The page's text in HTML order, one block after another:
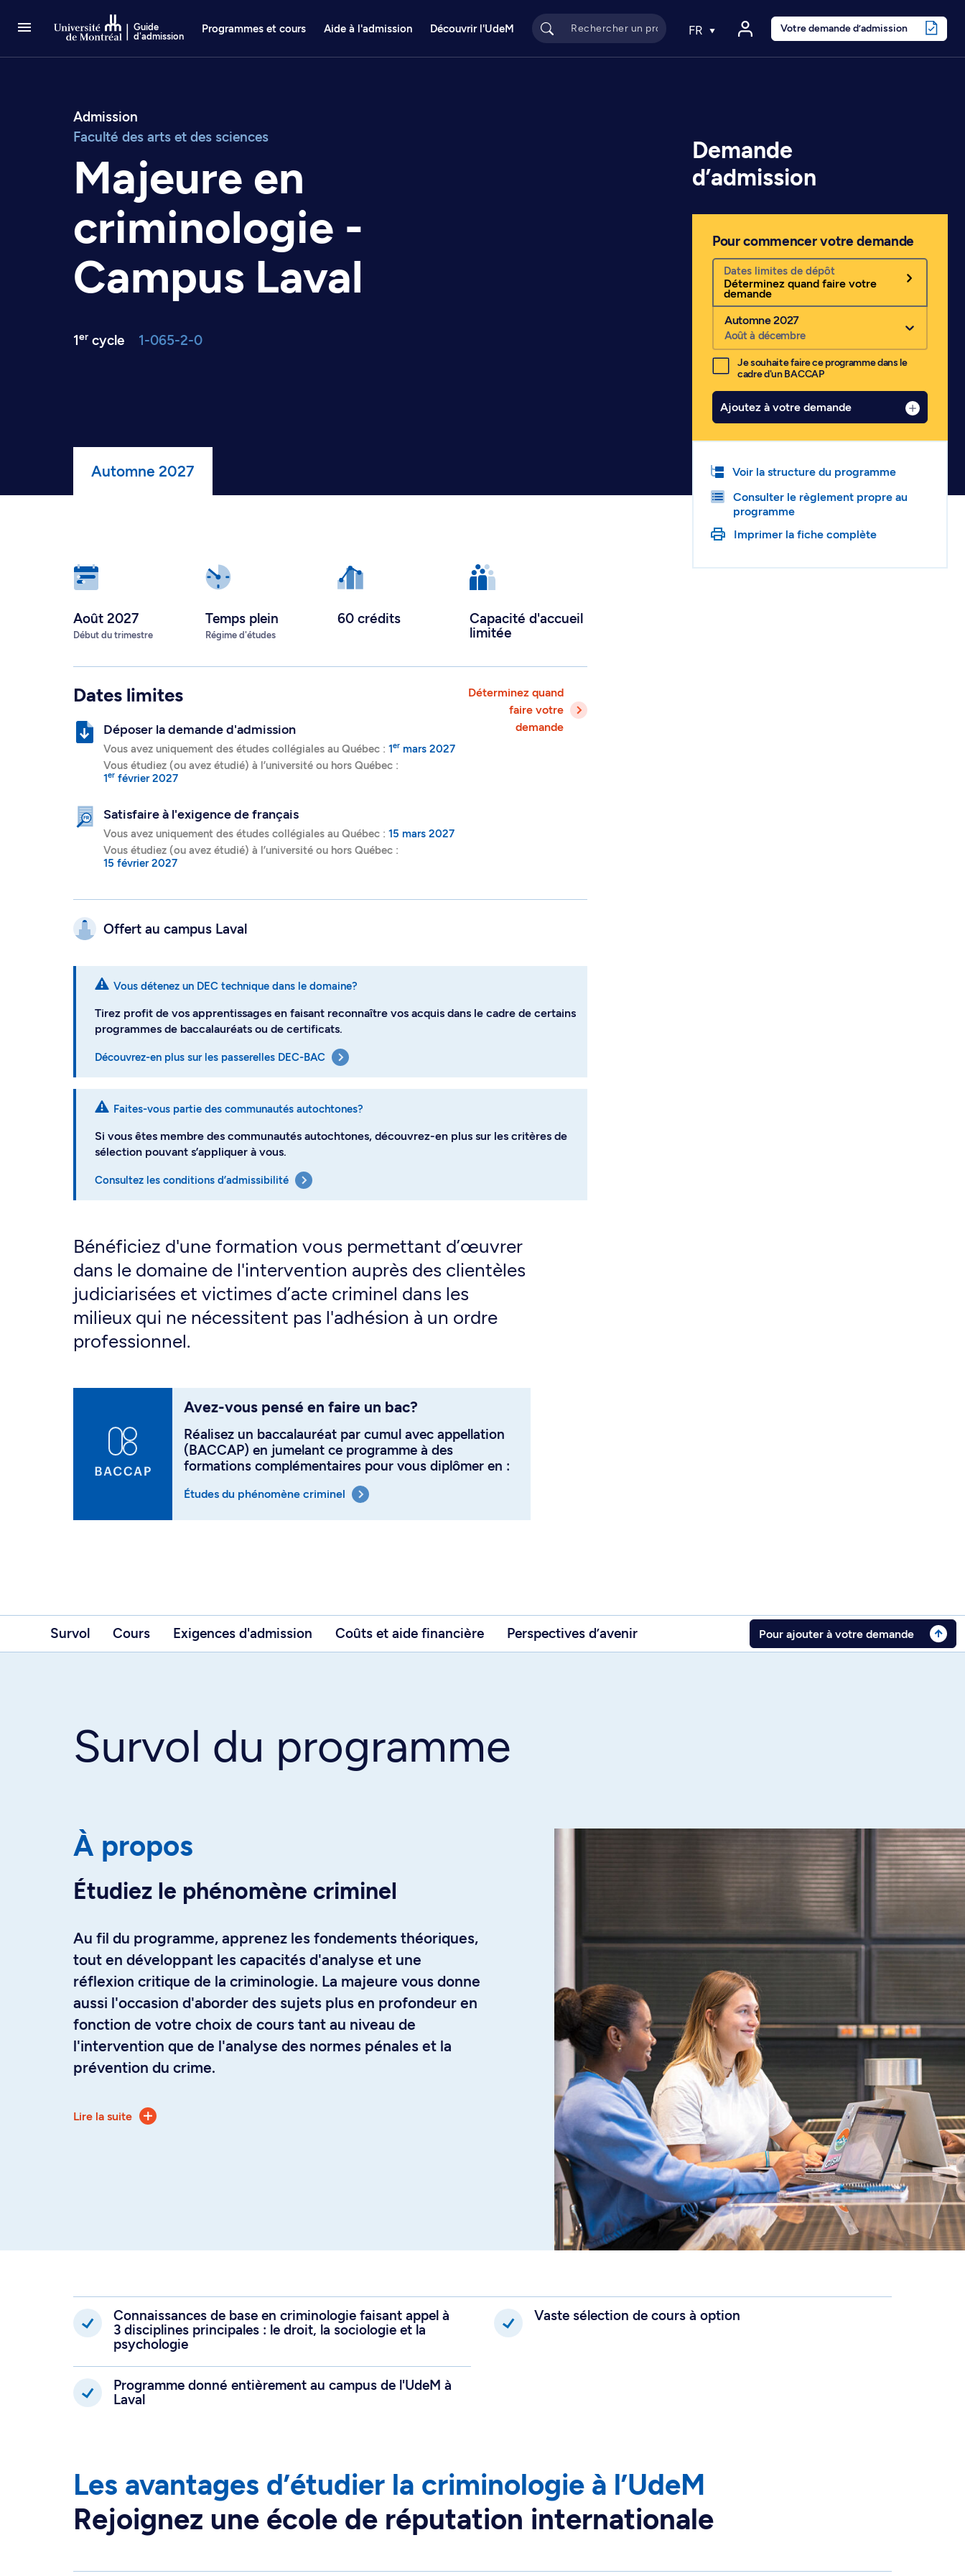
Guide
d'admission
Programmes et cours Aide à l'admission Découvrir l'UdeM FR Votre demande d’admission
Admission
Faculté des arts et des sciences
Majeure en
criminologie -
Campus Laval
1er cycle 1-065-2-0
Automne 2027
Août 2027
Début du trimestre
Temps plein
Régime d'études
60 crédits
Capacité d'accueil
limitée
Dates limites
Déposer la demande d'admission
Vous avez uniquement des études collégiales au Québec : 1er mars 2027
Vous étudiez (ou avez étudié) à l’université ou hors Québec :
1er février 2027
Satisfaire à l'exigence de français
Vous avez uniquement des études collégiales au Québec :
15 mars 2027
Vous étudiez (ou avez étudié) à l’université ou hors Québec :
15 février 2027
Déterminez quand
faire votre
demande
Offert au campus Laval
Vous détenez un DEC technique dans le domaine?
Tirez profit de vos apprentissages en faisant reconnaître vos acquis dans le cadre de certains
programmes de baccalauréats ou de certificats.
Découvrez-en plus sur les passerelles DEC-BAC
Faites-vous partie des communautés autochtones?
Si vous êtes membre des communautés autochtones, découvrez-en plus sur les critères de
sélection pouvant s’appliquer à vous.
Consultez les conditions d’admissibilité
Bénéficiez d'une formation vous permettant d’œuvrer
dans le domaine de l'intervention auprès des clientèles
judiciarisées et victimes d’acte criminel dans les
milieux qui ne nécessitent pas l'adhésion à un ordre
professionnel.
Avez-vous pensé en faire un bac?
Réalisez un baccalauréat par cumul avec appellation
(BACCAP) en jumelant ce programme à des
formations complémentaires pour vous diplômer en :
Études du phénomène criminel
Demande
d’admission
Pour commencer votre demande
Dates limites de dépôt
Déterminez quand faire votre
demande
Automne 2027
Août à décembre
Je souhaite faire ce programme dans le
cadre d'un BACCAP
Ajoutez à votre demande
Voir la structure du programme
Consulter le règlement propre au
programme
Imprimer la fiche complète
Survol Cours Exigences d'admission Coûts et aide financière Perspectives d’avenir Pour ajouter à votre demande
Survol du programme
À propos
Étudiez le phénomène criminel
Au fil du programme, apprenez les fondements théoriques,
tout en développant les capacités d'analyse et une
réflexion critique de la criminologie. La majeure vous donne
aussi l'occasion d'aborder des sujets plus en profondeur en
fonction de votre choix de cours tant au niveau de
l'intervention que de l'analyse des normes pénales et la
prévention du crime.
professionnel de l'intervention ou de la recherche
Lire la suite
Connaissances de base en criminologie faisant appel à
3 disciplines principales : le droit, la sociologie et la
psychologie
Vaste sélection de cours à option
Programme donné entièrement au campus de l'UdeM à
Laval
Les avantages d’étudier la criminologie à l’UdeM
Rejoignez une école de réputation internationale